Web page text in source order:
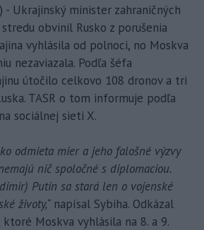
- Ukrajinský minister zahraničných
obvinil Rusko z porušenia
vyhlásila od polnoci, no Moskva
nezaviazala. Podľa šéfa
útočilo celkovo 108 dronov a tri
TASR o tom informuje podľa
sociálnej sieti X.
odmieta mier a jeho falošné výzvy
nič spoločné s diplomaciou.
Putin sa stará len o vojenské
životy,“ napísal Sybiha. Odkázal
Moskva vyhlásila na 8. a 9.